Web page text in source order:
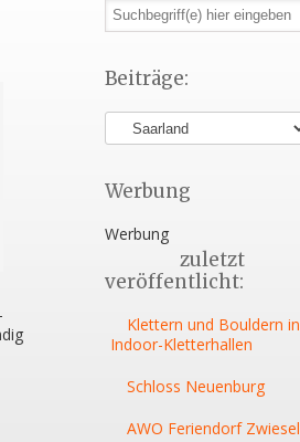
Beiträge:
Werbung
Werbung
zuletzt
veröffentlicht:
Klettern und Bouldern in
Indoor-Kletterhallen
Schloss Neuenburg
AWO Feriendorf Zwiesel